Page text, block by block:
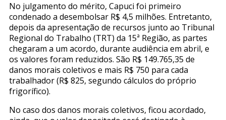
No julgamento do mérito, Capuci foi primeiro
condenado a desembolsar R$ 4,5 milhões. Entretanto,
depois da apresentação de recursos junto ao Tribunal
Regional do Trabalho (TRT) da 15ª Região, as partes
chegaram a um acordo, durante audiência em abril, e
os valores foram reduzidos. São R$ 149.765,35 de
danos morais coletivos e mais R$ 750 para cada
trabalhador (R$ 825, segundo cálculos do próprio
frigorífico).
No caso dos danos morais coletivos, ficou acordado,